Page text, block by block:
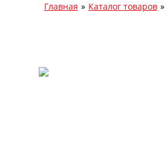
Главная » Каталог товаров »